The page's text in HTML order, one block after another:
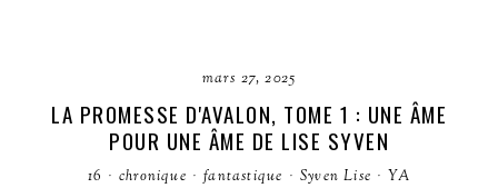
mars 27, 2025
LA PROMESSE D'AVALON, TOME 1 : UNE ÂME
POUR UNE ÂME DE LISE SYVEN
16 · chronique · fantastique · Syven Lise · YA